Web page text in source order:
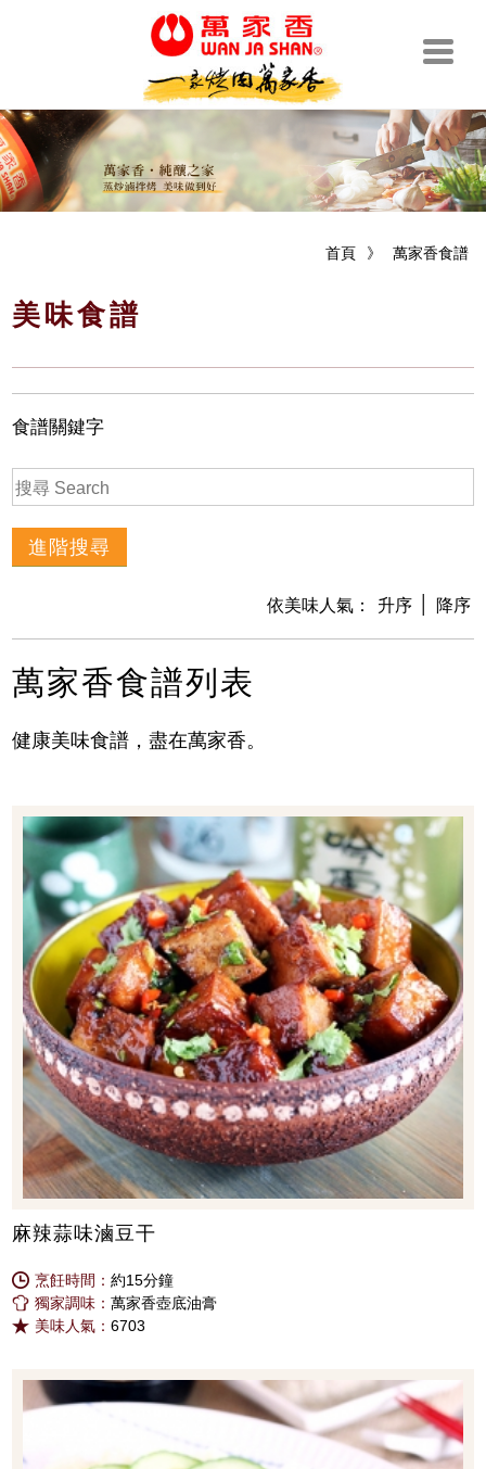
萬家香食譜
》
首頁
美味食譜
食譜關鍵字
降序
升序
依美味人氣：
萬家香食譜列表
健康美味食譜，盡在萬家香。
麻辣蒜味滷豆干
烹飪時間：約15分鐘
獨家調味：萬家香壺底油膏
美味人氣：6703